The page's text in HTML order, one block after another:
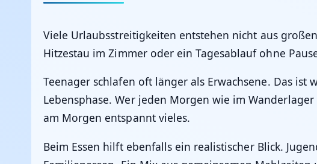
Viele Urlaubsstreitigkeiten entstehen nicht aus
Hitzestau im Zimmer oder ein Tagesablauf ohne
Teenager schlafen oft länger als Erwachsene. Das
Lebensphase. Wer jeden Morgen wie im
am Morgen entspannt vieles.
Beim Essen hilft ebenfalls ein realistischer Blick.